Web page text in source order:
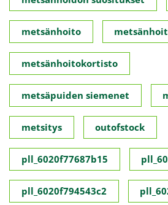
metsänhoito
metsänhoitokortisto
metsäpuiden siemenet
metsitys outofstock
pll_6020f77687b15
pll_6020f794543c2